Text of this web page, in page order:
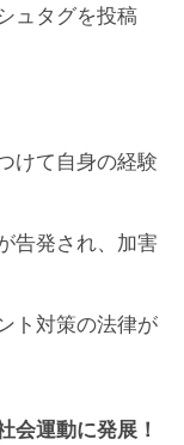
ュタグを投稿
けて自身の経験
告発され、加害
ト対策の法律が
会運動に発展！